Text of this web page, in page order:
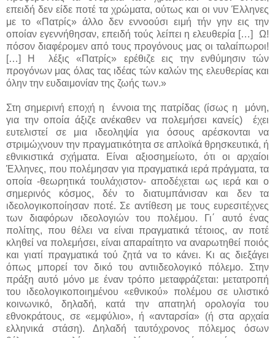
επειδή δεν είδε ποτέ τα χρώματα, ούτως και οι νυν Έλληνες
με το «Πατρίς» άλλο δεν εννοούσι ειμή τήν γην εις την
οποίαν εγεννήθησαν, επειδή τούς λείπει η ελευθερία […] Ω!
πόσον διαφέρομεν από τους προγόνους μας οι ταλαίπωροι!
[…] Η λέξις «Πατρίς» ερέθιζε εις την ενθύμησιν τών
προγόνων μας όλας τας ιδέας τών καλών της ελευθερίας και
όλην την ευδαιμονίαν της ζωής των.»
Στη σημερινή εποχή η έννοια της πατρίδας (ίσως η μόνη,
για την οποία άξιζε ανέκαθεν να πολεμήσει κανείς) έχει
ευτελιστεί σε μια ιδεοληψία για όσους αρέσκονται να
στριμώχνουν την πραγματικότητα σε απλοϊκά θρησκευτικά, ή
εθνικιστικά σχήματα. Είναι αξιοσημείωτο, ότι οι αρχαίοι
Έλληνες, που πολέμησαν για πραγματικά ιερά πράγματα, τα
οποία -θεωρητικά τουλάχιστον- αποδέχεται ως ιερά και ο
σημερινός κόσμος, δέν το διατυμπάνισαν και δεν τα
ιδεολογικοποίησαν ποτέ. Σε αντίθεση με τους ευρεσιτέχνες
των διαφόρων ιδεολογιών του πολέμου. Γι΄ αυτό ένας
πολίτης, που θέλει να είναι πραγματικά τέτοιος, αν ποτέ
κληθεί να πολεμήσει, είναι απαραίτητο να αναρωτηθεί ποιός
και γιατί πραγματικά τού ζητά να το κάνει. Κι ας διεξάγει
όπως μπορεί τον δικό του αντιιδεολογικό πόλεμο. Στην
πράξη αυτό μόνο με έναν τρόπο μεταφράζεται: μετατροπή
του ιδεολογικοποιημένου «εθνικού» πολέμου σε υλιστικό
κοινωνικό, δηλαδή, κατά την απατηλή ορολογία του
εθνοκράτους, σε «εμφύλιο», ή «ανταρσία» (ή στα αρχαία
ελληνικά στάση). Δηλαδή ταυτόχρονος πόλεμος όσων